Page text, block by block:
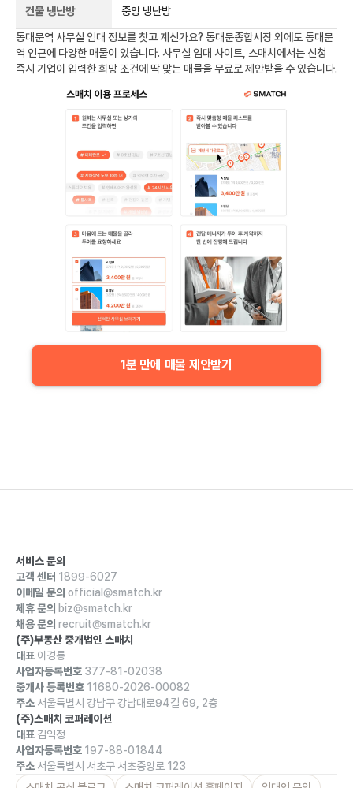
건물 냉난방 중앙 냉난방
동대문역 사무실 임대 정보를 찾고 계신가요? 동대문종합시장외에도 동대문
역 인근에 다양한 매물이 있습니다. 사무실 임대 사이트, 스매치에서는 신청
즉시 기업이 입력한 희망 조건에 딱 맞는 매물을 무료로 제안받을 수 있습니다.
1분 만에 매물 제안받기
서비스 문의
고객 센터 1899-6027
이메일 문의 official@smatch.kr
제휴 문의 biz@smatch.kr
채용 문의 recruit@smatch.kr
(주)부동산 중개법인 스매치
대표 이경룡
사업자등록번호 377-81-02038
중개사 등록번호 11680-2026-00082
주소 서울특별시 강남구 강남대로94길 69, 2층
(주)스매치 코퍼레이션
대표 김익정
사업자등록번호 197-88-01844
주소 서울특별시 서초구 서초중앙로 123